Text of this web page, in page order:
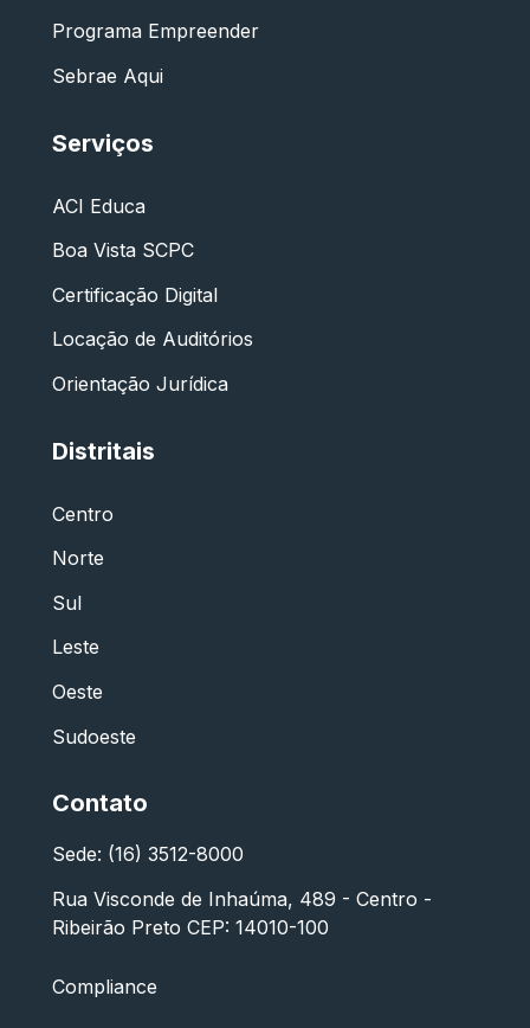
Programa Empreender
Sebrae Aqui
Serviços
ACI Educa
Boa Vista SCPC
Certificação Digital
Locação de Auditórios
Orientação Jurídica
Distritais
Centro
Norte
Sul
Leste
Oeste
Sudoeste
Contato
Sede: (16) 3512-8000
Rua Visconde de Inhaúma, 489 - Centro -
Ribeirão Preto CEP: 14010-100
Compliance